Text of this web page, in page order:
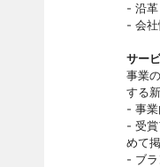
- 沿
- 会
サー
事業
する
- 事
- 受
めて
- ブ